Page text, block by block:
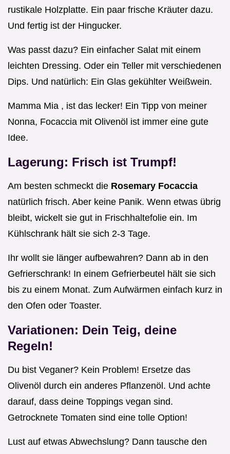
rustikale Holzplatte. Ein paar frische Kräuter dazu.
Und fertig ist der Hingucker.
Was passt dazu? Ein einfacher Salat mit einem
leichten Dressing. Oder ein Teller mit verschiedenen
Dips. Und natürlich: Ein Glas gekühlter Weißwein.
Mamma Mia , ist das lecker! Ein Tipp von meiner
Nonna, Focaccia mit Olivenöl ist immer eine gute
Idee.
Lagerung: Frisch ist Trumpf!
Am besten schmeckt die Rosemary Focaccia
natürlich frisch. Aber keine Panik. Wenn etwas übrig
bleibt, wickelt sie gut in Frischhaltefolie ein. Im
Kühlschrank hält sie sich 2-3 Tage.
Ihr wollt sie länger aufbewahren? Dann ab in den
Gefrierschrank! In einem Gefrierbeutel hält sie sich
bis zu einem Monat. Zum Aufwärmen einfach kurz in
den Ofen oder Toaster.
Variationen: Dein Teig, deine
Regeln!
Du bist Veganer? Kein Problem! Ersetze das
Olivenöl durch ein anderes Pflanzenöl. Und achte
darauf, dass deine Toppings vegan sind.
Getrocknete Tomaten sind eine tolle Option!
Lust auf etwas Abwechslung? Dann tausche den